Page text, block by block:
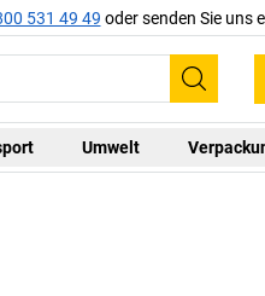
531 49 49 oder senden Sie uns
Umwelt